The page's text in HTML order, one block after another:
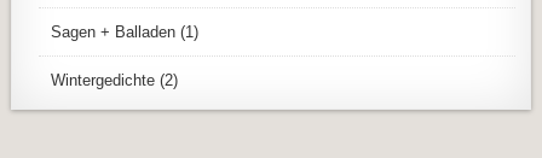
Sagen + Balladen (1)
Wintergedichte (2)